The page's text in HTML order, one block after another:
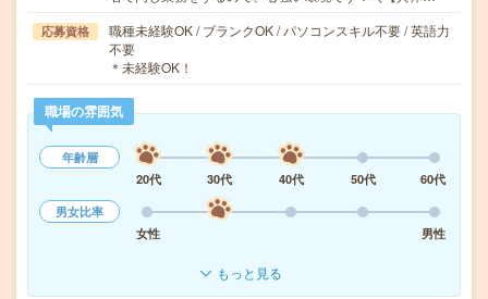
応募資格
職種未経験OK / ブランクOK / パソコンスキル不要 / 英語力
不要
＊未経験OK！
職場の雰囲気
年齢層
20代
30代 40代 50代
60代
男女比率
女性
男性
もっと見る